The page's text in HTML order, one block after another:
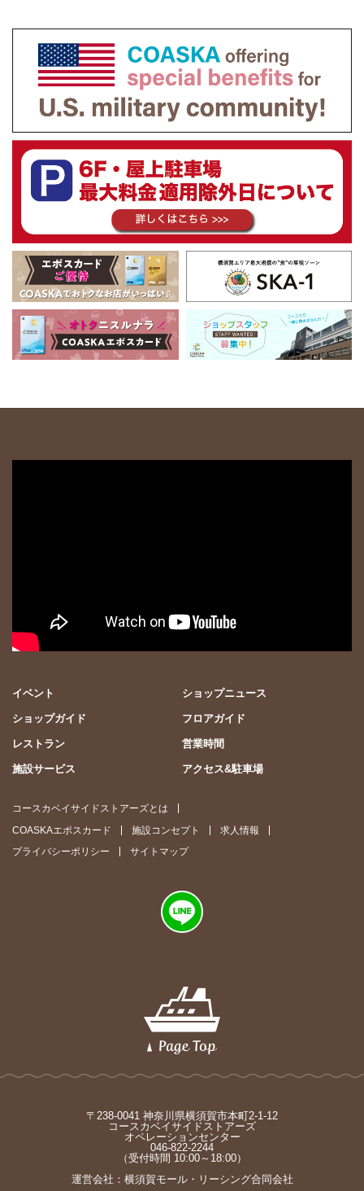
イベント ショップニュース
ショップガイド フロアガイド
レストラン 営業時間
施設サービス アクセス&駐車場
コースカベイサイドストアーズとは
COASKAエポスカード
施設コンセプト
求人情報
プライバシーポリシー
サイトマップ
〒238-0041 神奈川県横須賀市本町2-1-12
コースカベイサイドストアーズ
オペレーションセンター
046-822-2244
（受付時間 10:00～18:00）
運営会社：横須賀モール・リーシング合同会社